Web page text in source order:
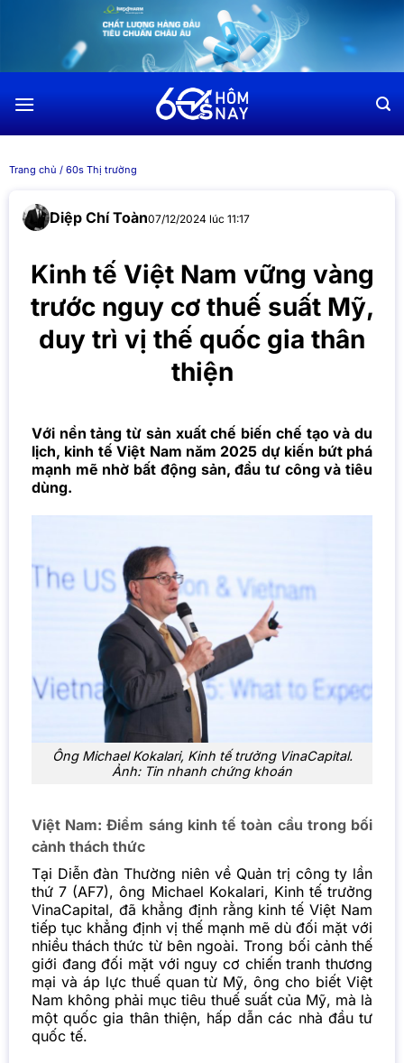
dung
Trang chủ / 60s Thị trường
Diệp Chí Toàn07/12/2024 lúc 11:17
Kinh tế Việt Nam vững vàng
trước nguy cơ thuế suất Mỹ,
duy trì vị thế quốc gia thân
thiện
Với nền tảng từ sản xuất chế biến chế tạo và du
lịch, kinh tế Việt Nam năm 2025 dự kiến bứt phá
mạnh mẽ nhờ bất động sản, đầu tư công và tiêu
dùng.
Ông Michael Kokalari, Kinh tế trưởng VinaCapital.
Ảnh: Tin nhanh chứng khoán
Việt Nam: Điểm sáng kinh tế toàn cầu trong bối
cảnh thách thức
Tại Diễn đàn Thường niên về Quản trị công ty lần
thứ 7 (AF7), ông Michael Kokalari, Kinh tế trưởng
VinaCapital, đã khẳng định rằng kinh tế Việt Nam
tiếp tục khẳng định vị thế mạnh mẽ dù đối mặt với
nhiều thách thức từ bên ngoài. Trong bối cảnh thế
giới đang đối mặt với nguy cơ chiến tranh thương
mại và áp lực thuế quan từ Mỹ, ông cho biết Việt
Nam không phải mục tiêu thuế suất của Mỹ, mà là
một quốc gia thân thiện, hấp dẫn các nhà đầu tư
quốc tế.